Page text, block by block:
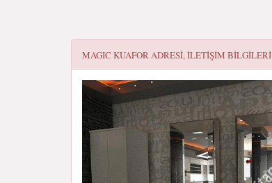
MAGIC KUAFORADRESI, ILETIŞIM BILGILERI